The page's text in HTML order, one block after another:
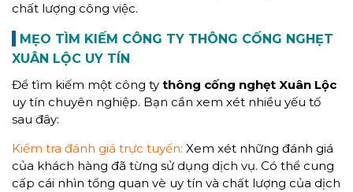
chất lượng công việc.
MẸO TÌM KIẾM CÔNG TY THÔNG CỐNG NGHẸT
XUÂN LỘC UY TÍN
Để tìm kiếm một công ty thông cống nghẹt Xuân Lộc
uy tín chuyên nghiệp. Bạn cần xem xét nhiều yếu tố
sau đây:
Kiểm tra đánh giá trực tuyến: Xem xét những đánh giá
của khách hàng đã từng sử dụng dịch vụ. Có thể cung
cấp cái nhìn tổng quan vè uy tín và chất lượng của dịch